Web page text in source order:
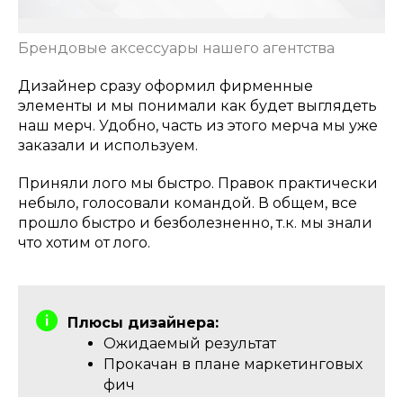
Брендовые аксессуары нашего агентства
Дизайнер сразу оформил фирменные
элементы и мы понимали как будет выглядеть
наш мерч. Удобно, часть из этого мерча мы уже
заказали и используем.
Приняли лого мы быстро. Правок практически
небыло, голосовали командой. В общем, все
прошло быстро и безболезненно, т.к. мы знали
что хотим от лого.
Плюсы дизайнера:
Ожидаемый результат
Прокачан в плане маркетинговых
фич